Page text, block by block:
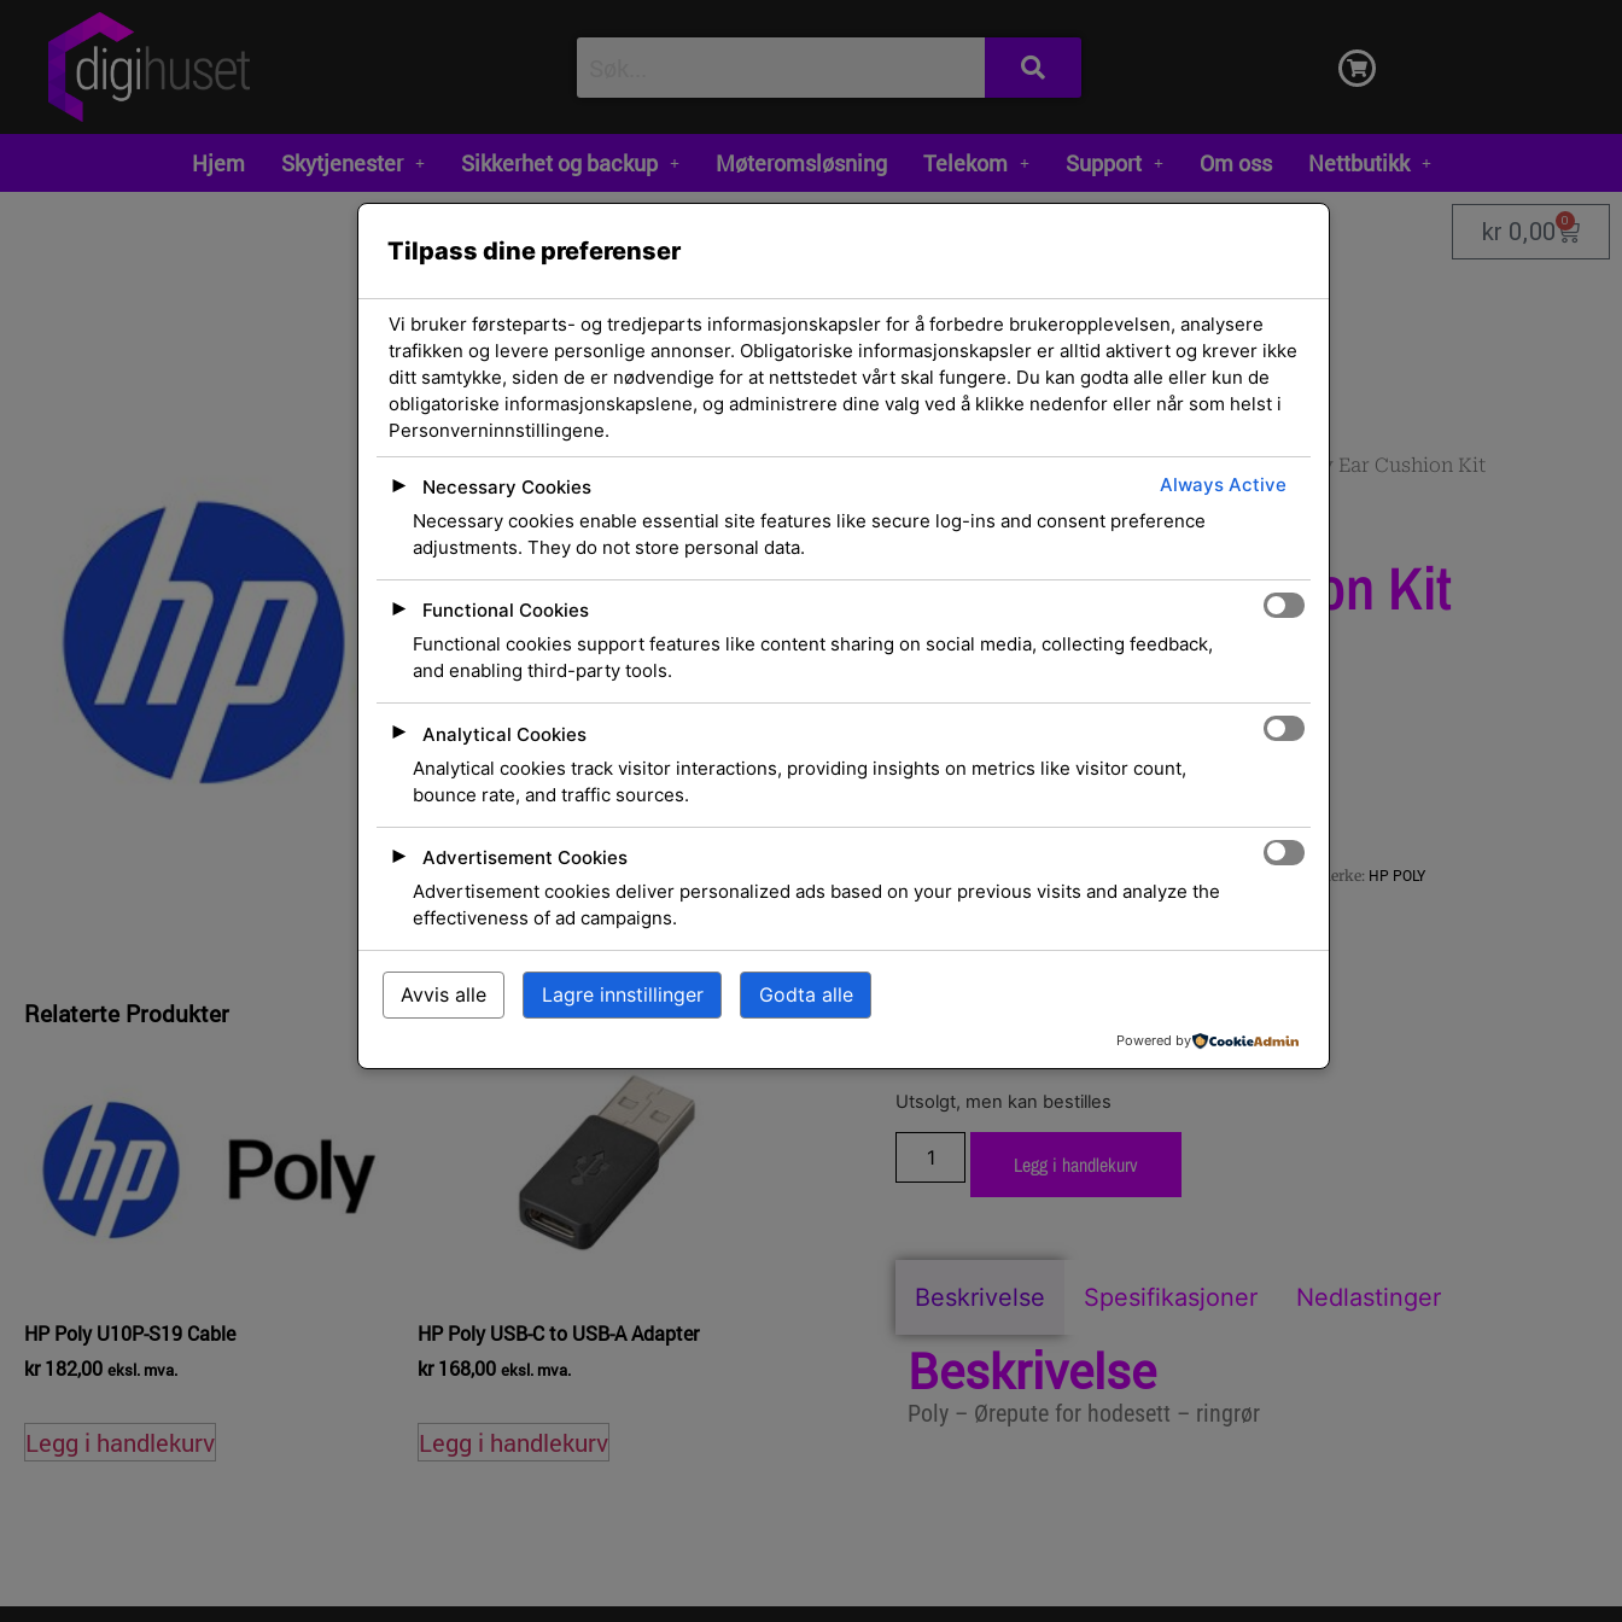
Hjem Skytjenester Sikkerhet og backup Møteromsløsning Telekom Support Om oss Nettbutikk
kr 0,00 0
Relaterte Produkter
HP Poly U10P-S19 Cable
kr182,00 eksl. mva.
Legg i handlekurv
HP Poly USB-C to USB-A Adapter
kr168,00 eksl. mva.
Legg i handlekurv
/ HP Poly Ear Cushion Kit
HP Poly Ear Cushion Kit
Doughnut 02
HP Poly – Ørepute for hodesett – ringrør
Merke: HP POLY
Utsolgt, men kan bestilles
Legg i handlekurv
Beskrivelse Spesifikasjoner Nedlastinger
Beskrivelse
Poly – Ørepute for hodesett – ringrør
Tilpass dine preferenser
Vi bruker førsteparts- og tredjeparts informasjonskapsler for å forbedre brukeropplevelsen, analysere
trafikken og levere personlige annonser. Obligatoriske informasjonskapsler er alltid aktivert og krever ikke
ditt samtykke, siden de er nødvendige for at nettstedet vårt skal fungere. Du kan godta alle eller kun de
obligatoriske informasjonskapslene, og administrere dine valg ved å klikke nedenfor eller når som helst i
Personverninnstillingene.
► Necessary Cookies
Always Active
Necessary cookies enable essential site features like secure log-ins and consent preference
adjustments. They do not store personal data.
►
Functional Cookies
Functional cookies support features like content sharing on social media, collecting feedback,
and enabling third-party tools.
►
Analytical Cookies
Analytical cookies track visitor interactions, providing insights on metrics like visitor count,
bounce rate, and traffic sources.
►
Advertisement Cookies
Advertisement cookies deliver personalized ads based on your previous visits and analyze the
effectiveness of ad campaigns.
Avvis alle Lagre innstillinger Godta alle
Powered by